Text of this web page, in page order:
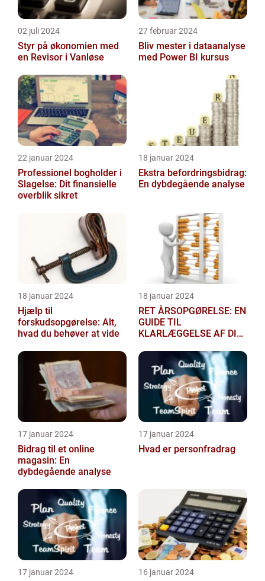
02 juli 2024
Styr på økonomien med
en Revisor i Vanløse
27 februar 2024
Bliv mester i dataanalyse
med Power BI kursus
22 januar 2024
Professionel bogholder i
Slagelse: Dit finansielle
overblik sikret
18 januar 2024
Ekstra befordringsbidrag:
En dybdegående analyse
18 januar 2024
Hjælp til
forskudsopgørelse: Alt,
hvad du behøver at vide
18 januar 2024
RET ÅRSOPGØRELSE: EN
GUIDE TIL
KLARLÆGGELSE AF DIN
17 januar 2024
Bidrag til et online
magasin: En
dybdegående analyse
17 januar 2024
Hvad er personfradrag
17 januar 2024 16 januar 2024